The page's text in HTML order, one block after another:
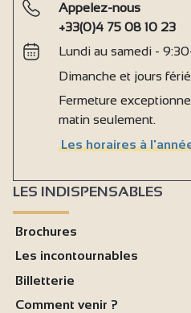
Appelez-nous
+33(0)4 75 08 10 23
Lundi au samedi -
Dimanche et jours
Fermeture
matin seulement.
Les horaires à
LES INDISPENSABLES
Brochures
Les incontournables
Billetterie
Comment venir ?